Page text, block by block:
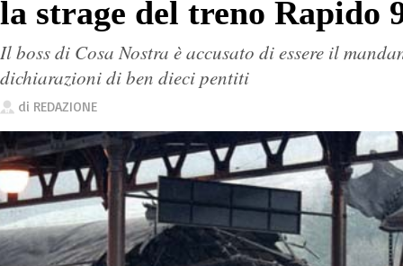
la strage del treno Rapido
Il boss di Cosa Nostra è accusato di essere il
dichiarazioni di ben dieci pentiti
di REDAZIONE